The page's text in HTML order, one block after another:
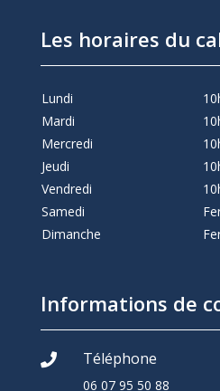
Les horaires du
Lundi
Mardi
Mercredi
Jeudi
Vendredi
Samedi
Dimanche
Informations de
 Téléphone
06 07 95 50 88